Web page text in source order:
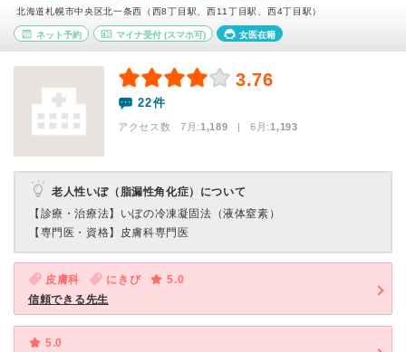
北海道札幌市中央区北一条西（西8丁目駅、西11丁目駅、西4丁目駅）
ネット予約 マイナ受付(スマホ可) 女医在籍
3.76
22件
アクセス数 7月:1,189 | 6月:1,193
老人性いぼ（脂漏性角化症）について
【診療・治療法】 いぼの冷凍凝固法（液体窒素）
【専門医・資格】 皮膚科専門医
皮膚科 にきび
5.0
信頼できる先生
5.0